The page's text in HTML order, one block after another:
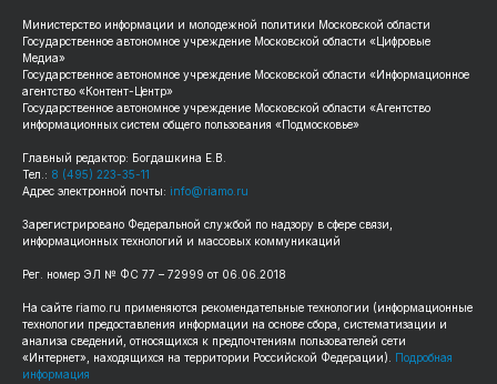
Министерство информации и молодежной политики Московской области
Государственное автономное учреждение Московской области «Цифровые
Медиа»
Государственное автономное учреждение Московской области «Информационное
агентство «Контент-Центр»
Государственное автономное учреждение Московской области «Агентство
информационных систем общего пользования «Подмосковье»
Главный редактор: Богдашкина Е.В.
Тел.: 8 (495) 223-35-11
Адрес электронной почты: info@riamo.ru
Зарегистрировано Федеральной службой по надзору в сфере связи,
информационных технологий и массовых коммуникаций
Рег. номер ЭЛ № ФС 77 – 72999 от 06.06.2018
На сайте riamo.ru применяются рекомендательные технологии (информационные
технологии предоставления информации на основе сбора, систематизации и
анализа сведений, относящихся к предпочтениям пользователей сети
«Интернет», находящихся на территории Российской Федерации).
Подробная
информация